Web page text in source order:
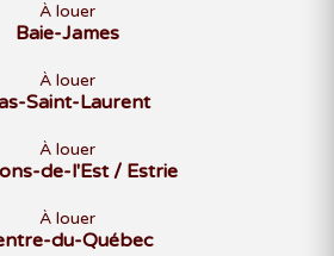
À louer
Baie-James
À louer
Saint-Laurent
À louer
de-l'Est / Estrie
À louer
du-Québec